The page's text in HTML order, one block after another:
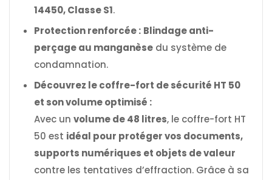
14450, Classe S1.
Protection renforcée : Blindage anti-
perçage au manganèse du système de
condamnation.
Découvrez le coffre-fort de sécurité HT 50
et son volume optimisé :
Avec un volume de 48 litres, le coffre-fort HT
50 est idéal pour protéger vos documents,
supports numériques et objets de valeur
contre les tentatives d’effraction. Grâce à sa